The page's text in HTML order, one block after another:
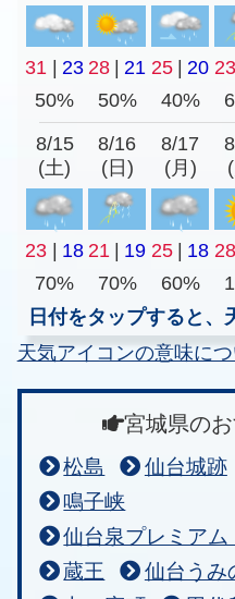
31 23 28 21 25 20 23
50%
50% 40%
8/15
(土)
8/16
(日)
8/17
(月)
23 18 21 19 25 18 28
70%
70% 60%
日付をタップすると、
天気アイコンの意味に
宮城県の
松島 仙台城跡
鳴子峡
仙台泉プレミアム
蔵王
仙台うみ